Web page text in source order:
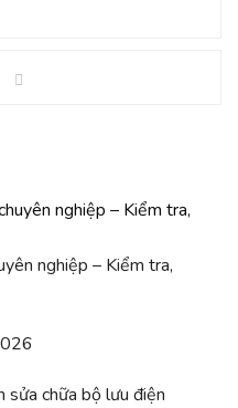
nghiệp – Kiểm tra,
sửa chữa bộ lưu điện